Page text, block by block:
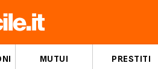
MUTUI PRESTITI